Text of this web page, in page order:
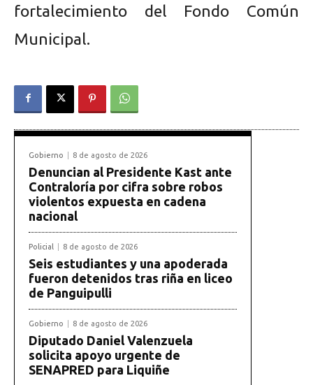
fortalecimiento del Fondo Común
Municipal.
Gobierno 8 de agosto de 2026
Denuncian al Presidente Kast ante
Contraloría por cifra sobre robos
violentos expuesta en cadena
nacional
Policial 8 de agosto de 2026
Seis estudiantes y una apoderada
fueron detenidos tras riña en liceo
de Panguipulli
Gobierno 8 de agosto de 2026
Diputado Daniel Valenzuela
solicita apoyo urgente de
SENAPRED para Liquiñe